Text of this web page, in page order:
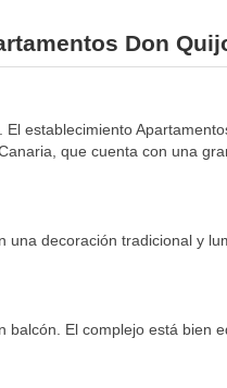
Don
establecimiento
que cuenta con una
una decoración tradicional y
El complejo está